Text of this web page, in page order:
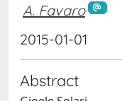
A. Favaro
2015-01-01
Abstract